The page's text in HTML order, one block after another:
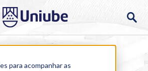
para acompanhar as